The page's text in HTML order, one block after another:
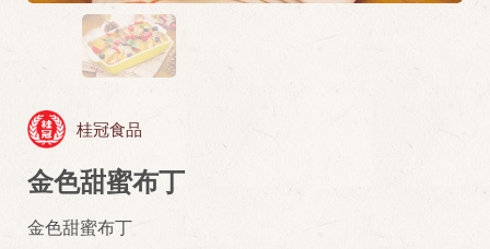
桂冠食品
金色甜蜜布丁
金色甜蜜布丁